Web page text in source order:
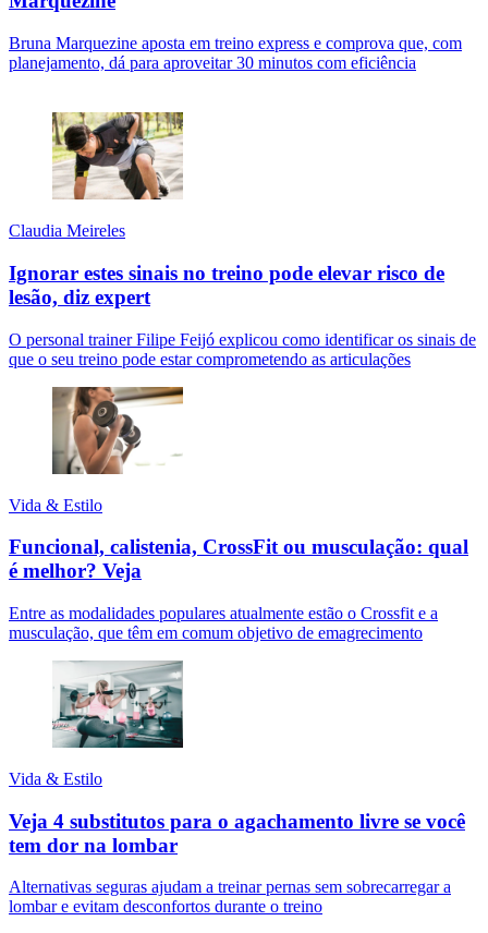
Bruna Marquezine aposta em treino express e comprova que, com
planejamento, dá para aproveitar 30 minutos com eficiência
Claudia Meireles
Ignorar estes sinais no treino pode elevar risco de
lesão, diz expert
O personal trainer Filipe Feijó explicou como identificar os sinais de
que o seu treino pode estar comprometendo as articulações
Vida & Estilo
Funcional, calistenia, CrossFit ou musculação: qual
é melhor? Veja
Entre as modalidades populares atualmente estão o Crossfit e a
musculação, que têm em comum objetivo de emagrecimento
Vida & Estilo
Veja 4 substitutos para o agachamento livre se você
tem dor na lombar
Alternativas seguras ajudam a treinar pernas sem sobrecarregar a
lombar e evitam desconfortos durante o treino